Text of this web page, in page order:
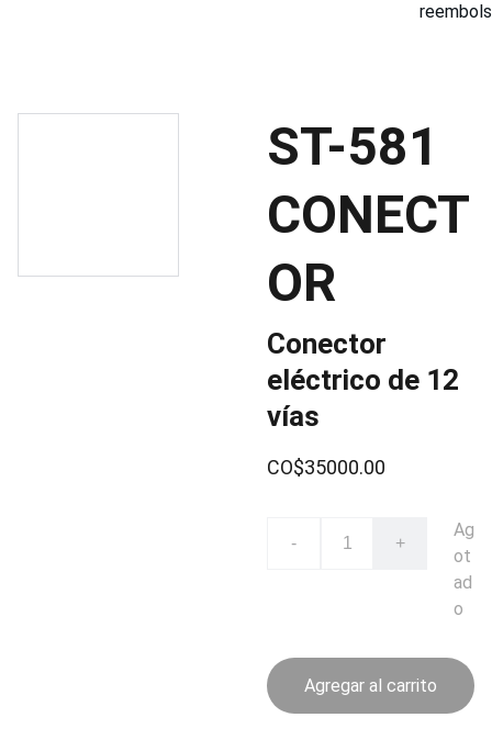
ST-581
CONECT
OR
Conector
eléctrico de 12
vías
CO$35000.00
- +
Ag
ot
ad
o
Agregar al carrito